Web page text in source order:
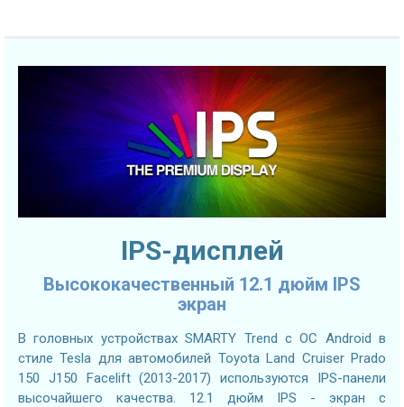
IPS-дисплей
Высококачественный 12.1 дюйм IPS
экран
В головных устройствах SMARTY Trend с ОС Android в
стиле Tesla для автомобилей Toyota Land Cruiser Prado
150 J150 Facelift (2013-2017) используются IPS-панели
высочайшего качества. 12.1 дюйм IPS - экран с